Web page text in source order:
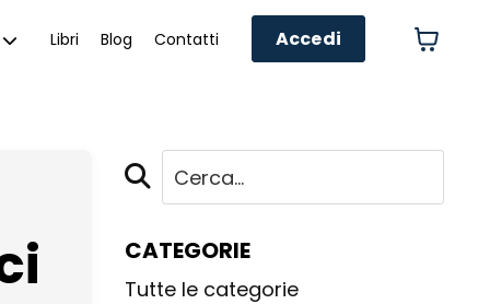
Libri Blog Contatti Accedi
CATEGORIE
Tutte le categorie